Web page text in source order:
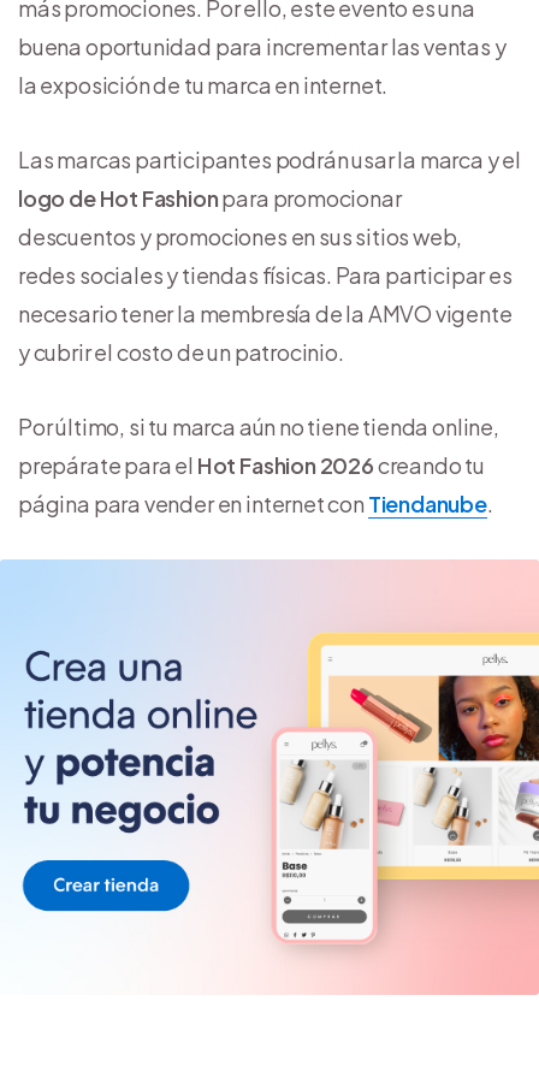
más promociones. Por ello, este evento es una
buena oportunidad para incrementar las ventas y
la exposición de tu marca en internet.
Las marcas participantes podrán usar la marca y el
logo de Hot Fashionpara promocionar
descuentos y promociones en sus sitios web,
redes sociales y tiendas físicas. Para participar es
necesario tener la membresía de la AMVO vigente
y cubrir el costo de un patrocinio.
Por último, si tu marca aún no tiene tienda online,
prepárate para el Hot Fashion 2026creando tu
página para vender en internet con Tiendanube.